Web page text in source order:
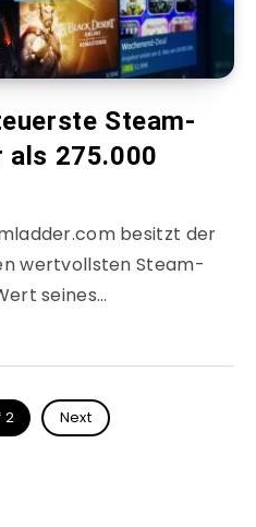
Steam-
als 275.000
besitzt der
wertvollsten Steam-
seines…
2 Next